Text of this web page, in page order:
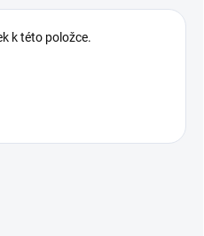
k této položce.